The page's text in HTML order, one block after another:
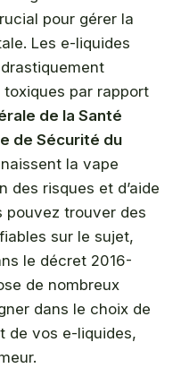
pour gérer la
Les e-liquides
toxiques par rapport
de la Santé
de Sécurité du
la vape
des risques et d’aide
pouvez trouver des
sur le sujet,
le décret 2016-
de nombreux
dans le choix de
de vos e-liquides,